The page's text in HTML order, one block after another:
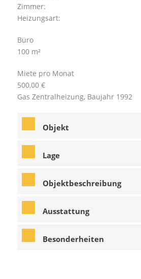
Zimmer:
Heizungsart:
Büro
100 m²
Miete pro Monat
500,00 €
Gas Zentralheizung, Baujahr 1992
Objekt
Lage
Objektbeschreibung
Ausstattung
Besonderheiten